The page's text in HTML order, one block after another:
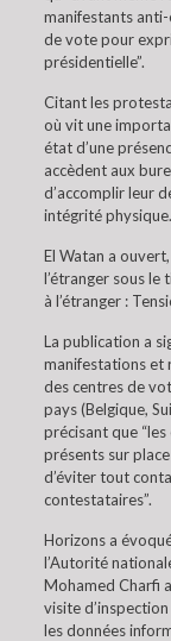
manifestants
de vote pour
présidentielle”.
Citant les
où vit une
état d’une
accèdent aux
d’accomplir leur
intégrité physique.
El Watan a
l’étranger sous
à l’étranger :
La publication a
manifestations et
des centres de
pays (Belgique,
précisant que
présents sur
d’éviter tout
contestataires”.
Horizons a
l’Autorité
Mohamed Charfi
visite
les données